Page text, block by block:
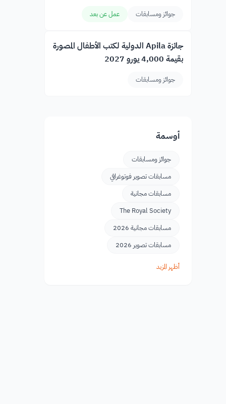
جوائز ومسابقات عمل عن بعد
جائزة Apila الدولية لكتب الأطفال المصورة
بقيمة 4,000 يورو 2027
جوائز ومسابقات
أوسمة
جوائز ومسابقات
مسابقات تصوير فوتوغرافي
مسابقات مجانية
The Royal Society
مسابقات مجانية 2026
مسابقات تصوير 2026
أظهر المزيد